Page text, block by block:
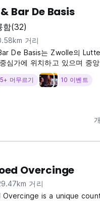
Bar De Basis
함(32)
거리
De Basis는 Zwolle의
심가에 위치하고 있으며 중
5+ 머무르기 10 이벤트
Overcinge
거리
Overcinge is a unique